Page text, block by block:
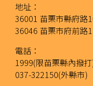
地址：
36001 苗栗市縣府路
36046 苗栗市府前路
電話：
1999(限苗栗縣內撥打
037-322150(外縣市)